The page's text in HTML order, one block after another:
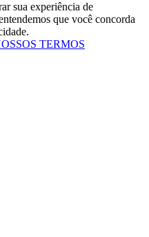
sua experiência de
que você concorda
TERMOS